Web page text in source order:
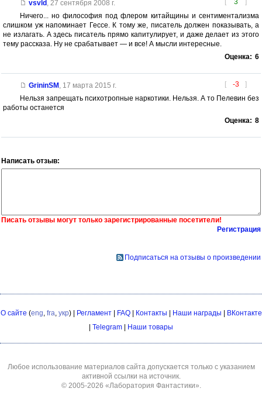
[ 3 ]
vsvld , 27 сентября 2008 г.
Ничего... но философия под флером китайщины и сентиментализма
слишком уж напоминает Гессе. К тому же, писатель должен показывать, а
не излагать. А здесь писатель прямо капитулирует, и даже делает из этого
тему рассказа. Ну не срабатывает — и все! А мысли интересные.
Оценка: 6
[ -3 ]
GrininSM , 17 марта 2015 г.
Нельзя запрещать психотропные наркотики. Нельзя. А то Пелевин без
работы останется
Оценка: 8
Написать отзыв:
Писать отзывы могут только зарегистрированные посетители!
Регистрация
Подписаться на отзывы о произведении
О сайте (eng, fra, укр) | Регламент| FAQ| Контакты Наши награды
ВКонтакте
Telegram Наши товары
Любое использование материалов сайта допускается только с указанием
активной ссылки на источник.
© 2005-2026 «Лаборатория Фантастики».